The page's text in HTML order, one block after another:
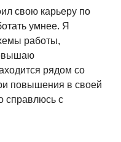
свою карьеру по
умнее. Я
работы,
рядом со
повышения в своей
справлюсь с